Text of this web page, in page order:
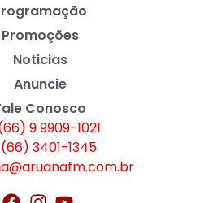
Promoções
Noticias
Anuncie
Conosco
9 9909-1021
(66) 3401-1345